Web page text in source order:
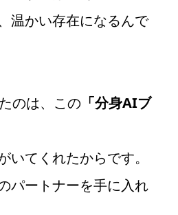
温かい存在になるんで
のは、この 「分身AIブ
いてくれたからです。
パートナーを手に入れ